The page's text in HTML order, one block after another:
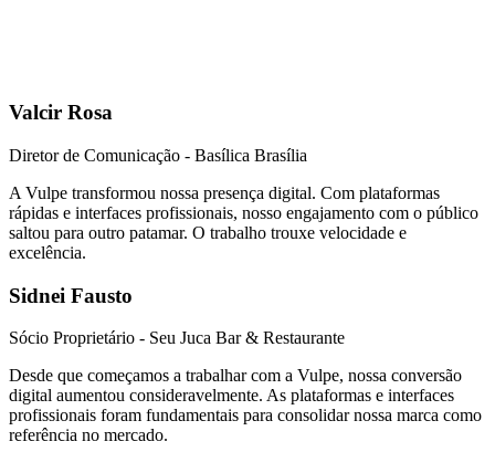
Valcir Rosa
Diretor de Comunicação - Basílica Brasília
A Vulpe transformou nossa presença digital. Com plataformas
rápidas e interfaces profissionais, nosso engajamento com o público
saltou para outro patamar. O trabalho trouxe velocidade e
excelência.
Sidnei Fausto
Sócio Proprietário - Seu Juca Bar & Restaurante
Desde que começamos a trabalhar com a Vulpe, nossa conversão
digital aumentou consideravelmente. As plataformas e interfaces
profissionais foram fundamentais para consolidar nossa marca como
referência no mercado.